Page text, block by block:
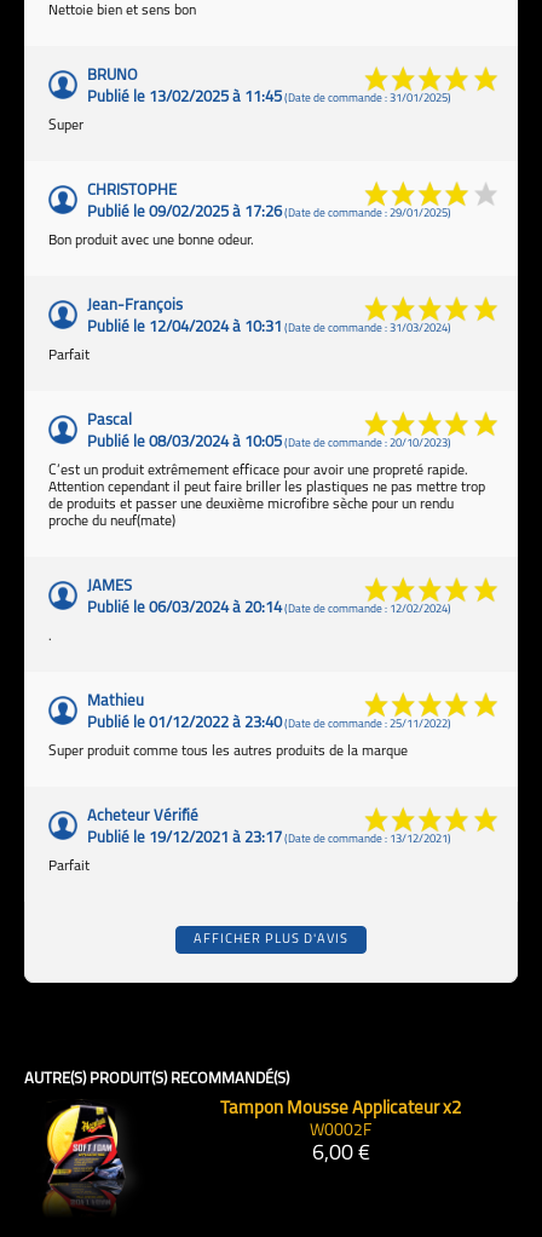
Nettoie bien et sens bon
BRUNO
Publié le 13/02/2025 à 11:45(Date de commande : 31/01/2025)
Super
CHRISTOPHE
Publié le 09/02/2025 à 17:26(Date de commande : 29/01/2025)
Bon produit avec une bonne odeur.
Jean-François
Publié le 12/04/2024 à 10:31 (Date de commande : 31/03/2024)
Parfait
Pascal
Publié le 08/03/2024 à 10:05(Date de commande : 20/10/2023)
C’est un produit extrêmement efficace pour avoir une propreté rapide.
Attention cependant il peut faire briller les plastiques ne pas mettre trop
de produits et passer une deuxième microfibre sèche pour un rendu
proche du neuf(mate)
JAMES
Publié le 06/03/2024 à 20:14(Date de commande : 12/02/2024)
.
Mathieu
Publié le 01/12/2022 à 23:40(Date de commande : 25/11/2022)
Super produit comme tous les autres produits de la marque
Acheteur Vérifié
Publié le 19/12/2021 à 23:17 (Date de commande : 13/12/2021)
Parfait
AFFICHER PLUS D'AVIS
AUTRE(S) PRODUIT(S) RECOMMANDÉ(S)
Tampon Mousse Applicateur x2
W0002F
6,00 €